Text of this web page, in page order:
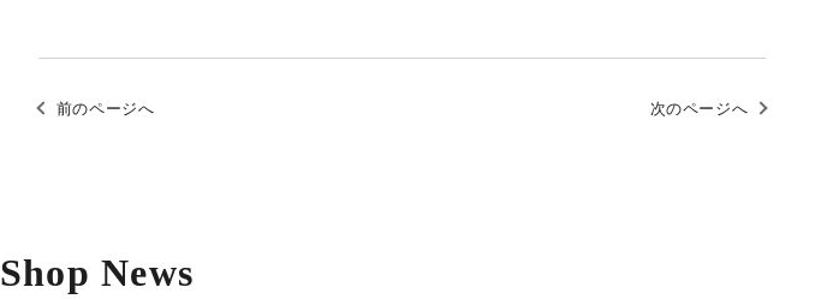
前のページへ 次のページへ
Shop News